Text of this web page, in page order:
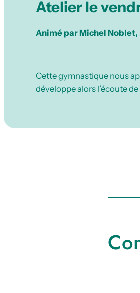
Atelier le
Animé par Michel
Cette gymnastique nous
développe alors l’écoute de